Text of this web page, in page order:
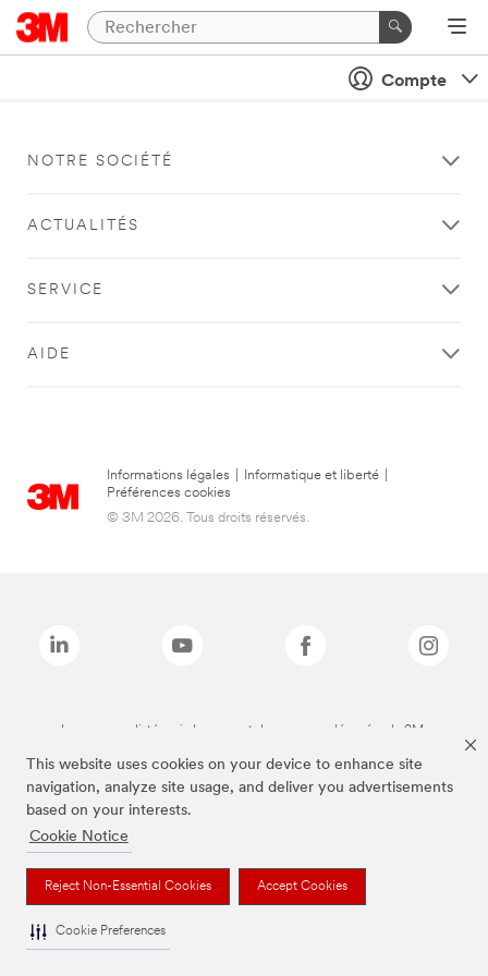
This website uses cookies on your device to enhance site
navigation, analyze site usage, and deliver you advertisements
based on your interests.
Cookie Notice
Reject Non-Essential Cookies Accept Cookies
Cookie Preferences
Compte
NOTRE SOCIÉTÉ
ACTUALITÉS
SERVICE
AIDE
Informations légales Informatique et liberté
Préférences cookies
© 3M 2026. Tous droits réservés.
Les marques listées ci-dessus sont des marques déposées de 3M.